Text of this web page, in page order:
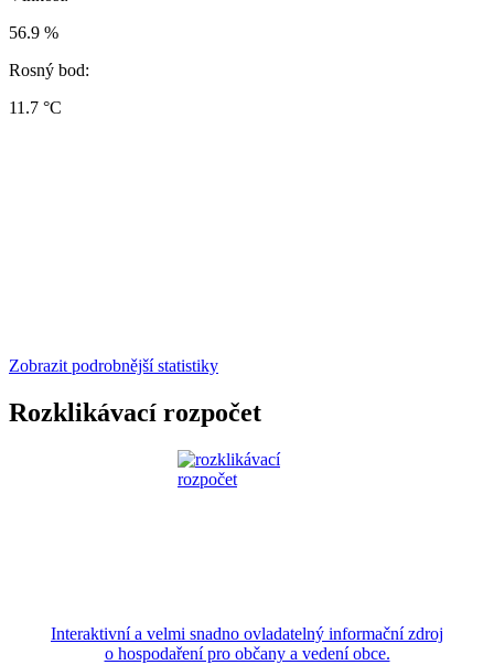
56.9 %
Rosný bod:
11.7 °C
Zobrazit podrobnější statistiky
Rozklikávací rozpočet
Interaktivní a velmi snadno ovladatelný informační zdroj
o hospodaření pro občany a vedení obce.